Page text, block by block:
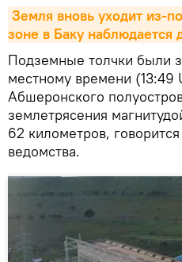
Земля вновь уходит из-
зоне в Баку наблюдается
Подземные толчки были
местному времени (13:49
Абшеронского
землетрясения
62 километров,
ведомства.